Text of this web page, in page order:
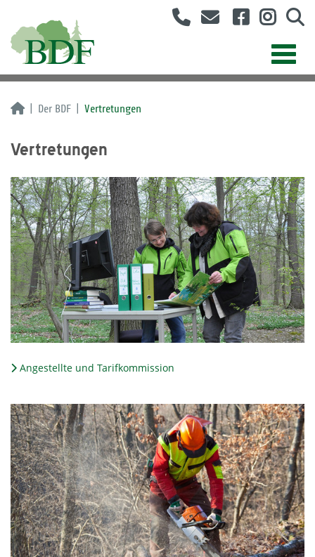
Der BDF Vertretungen
Vertretungen
Angestellte und Tarifkommission